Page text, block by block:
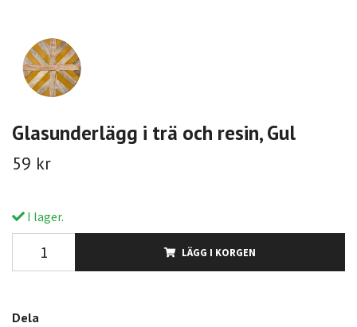
Glasunderlägg i trä och resin, Gul
59 kr
I lager.
LÄGG I KORGEN
Dela